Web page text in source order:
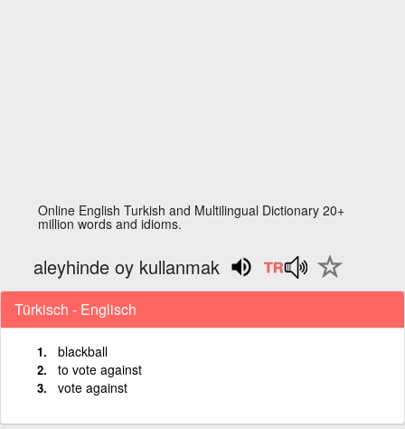
Online English Turkish and Multilingual Dictionary 20+
million words and idioms.
aleyhinde oy kullanmak
Türkisch - Englisch
blackball
to vote against
vote against